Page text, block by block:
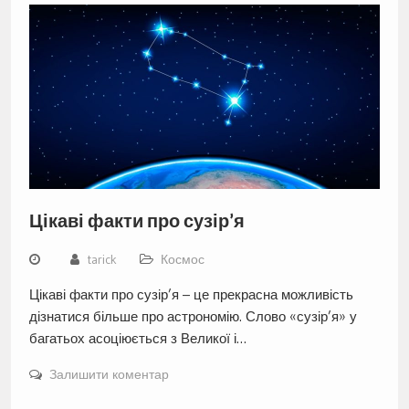
Цікаві факти про сузір’я
tarick Космос
Цікаві факти про сузір’я – це прекрасна можливість
дізнатися більше про астрономію. Слово «сузір’я» у
багатьох асоціюється з Великої і…
Залишити коментар